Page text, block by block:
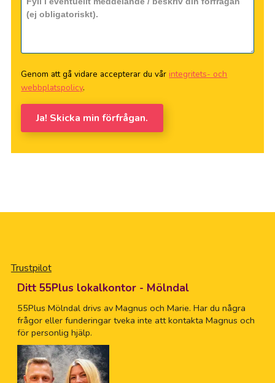
Genom att gå vidare accepterar du vår integritets- och
webbplatspolicy.
Ja! Skicka min förfrågan.
Trustpilot
Ditt 55Plus lokalkontor - Mölndal
55Plus Mölndal drivs av Magnus och Marie. Har du några
frågor eller funderingar tveka inte att kontakta Magnus och
för personlig hjälp.